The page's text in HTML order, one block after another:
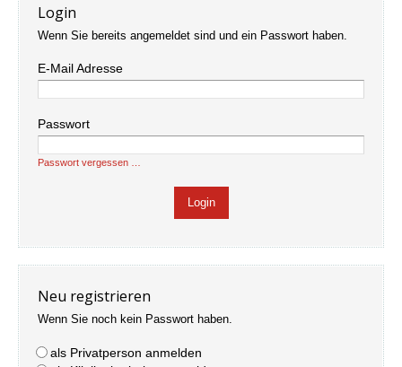
Login
Wenn Sie bereits angemeldet sind und ein Passwort haben.
E-Mail Adresse
Passwort
Passwort vergessen …
Neu registrieren
Wenn Sie noch kein Passwort haben.
als Privatperson anmelden